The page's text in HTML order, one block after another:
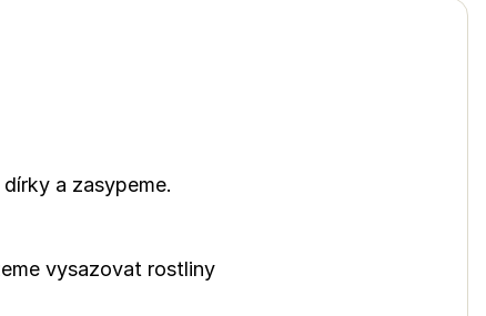
a zasypeme.
vysazovat rostliny